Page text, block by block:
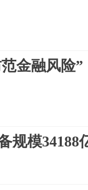
金融风险
规模34188